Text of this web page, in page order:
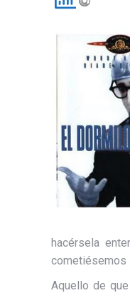
hacérsela
cometiésemos
Aquello de